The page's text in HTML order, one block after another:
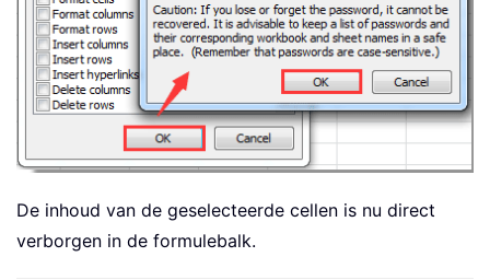
De inhoud van de geselecteerde cellen is nu direct
verborgen in de formulebalk.